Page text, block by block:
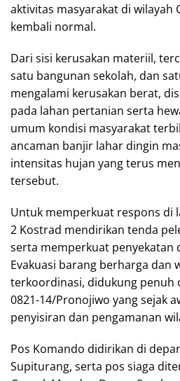
aktivitas masyarakat di wilayah
kembali normal.
Dari sisi kerusakan materiil,
satu bangunan sekolah, dan
mengalami kerusakan berat,
pada lahan pertanian serta
umum kondisi masyarakat
ancaman banjir lahar dingin
intensitas hujan yang terus
tersebut.
Untuk memperkuat respons di
2 Kostrad mendirikan tenda
serta memperkuat penyekatan
Evakuasi barang berharga dan
terkoordinasi, didukung penuh
0821-14/Pronojiwo yang sejak
penyisiran dan pengamanan
Pos Komando didirikan di
Supiturang, serta pos siaga